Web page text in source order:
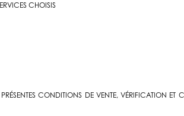
CHOISIS
CONDITIONS DE VENTE, VÉRIFICATION